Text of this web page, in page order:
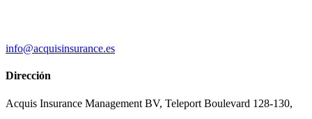
info@acquisinsurance.es
Dirección
Acquis Insurance Management BV, Teleport Boulevard 128-130,